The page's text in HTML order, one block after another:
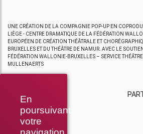
En
poursuivant
votre
UNE CRÉATION DE LA COMPAGNIE POP-UP EN
LIÈGE - CENTRE DRAMATIQUE DE LA FÉDÉRATION
EUROPÉEN DE CRÉATION THÉÂTRALE ET
BRUXELLES ET DU THÉÂTRE DE NAMUR. AVEC LE
FÉDÉRATION WALLONIE-BRUXELLES – SERVICE
MULLENAERTS